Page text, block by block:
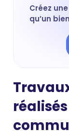
Créez
qu’un